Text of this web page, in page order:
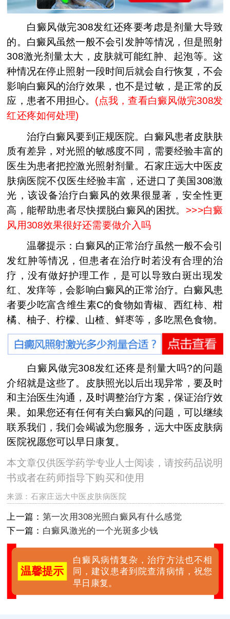
白癜风做完308发红还疼要考虑是剂量大导致
的。白癜风虽然一般不会引发肿等情况，但是照射
308激光剂量太大，皮肤就可能红肿、起泡等。这
种情况在停止照射一段时间后就会自行恢复，不会
影响白癜风的治疗效果，也不是过敏，是正常的反
应，患者不用担心。 (点我，查看白癜风做完308发
红还疼如何处理)
治疗白癜风要到正规医院。白癜风患者皮肤肤
质有差异，对光照的敏感度不同，需要经验丰富的
医生为患者把控激光照射剂量。石家庄远大中医皮
肤病医院不仅医生经验丰富，还进口了美国308激
光，该设备治疗白癜风的效果很显著，安全性更
高，能帮助患者尽快摆脱白癜风的困扰。 >>>白癜
风用308效果很好还需要做介入吗
温馨提示：白癜风的正常治疗虽然一般不会引
发红肿等情况，但患者在治疗时若没有合理的治
疗，没有做好护理工作，是可以导致白斑出现发
红、发痒等，会影响白癜风的正常治疗。白癜风患
者要少吃富含维生素C的食物如青椒、西红柿、柑
橘、柚子、柠檬、山楂、鲜枣等，多吃黑色食物。
白癜风做完308发红还疼是剂量大吗?的问题
介绍就是这些了。皮肤照光以后出现异常，要及时
和主治医生沟通，及时调整治疗方案，保证治疗效
果。如果您还有任何有关白癜风的问题，可以继续
联系我们，我们会竭诚为您服务，远大中医皮肤病
医院祝愿您可以早日康复。
本文章仅供医学药学专业人士阅读，请按药品说明
书或者在药师指导下购买和使用
来源：石家庄远大中医皮肤病医院
上一篇： 第一次用308光照白癜风有什么感觉
下一篇： 白癜风激光的一个光斑多少钱
温馨提示
白癜风病情复杂，治疗方法也不相
同，建议患者到院查清病情，祝您
早日康复。